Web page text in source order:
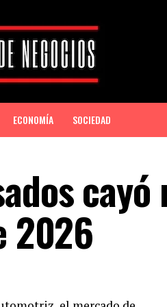
ECONOMÍA SOCIEDAD
cayó
2026